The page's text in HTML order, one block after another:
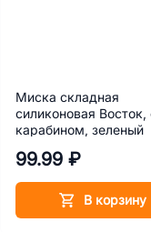
Миска складная
силиконовая Восток,
карабином, зеленый
99.99 ₽
В корзину